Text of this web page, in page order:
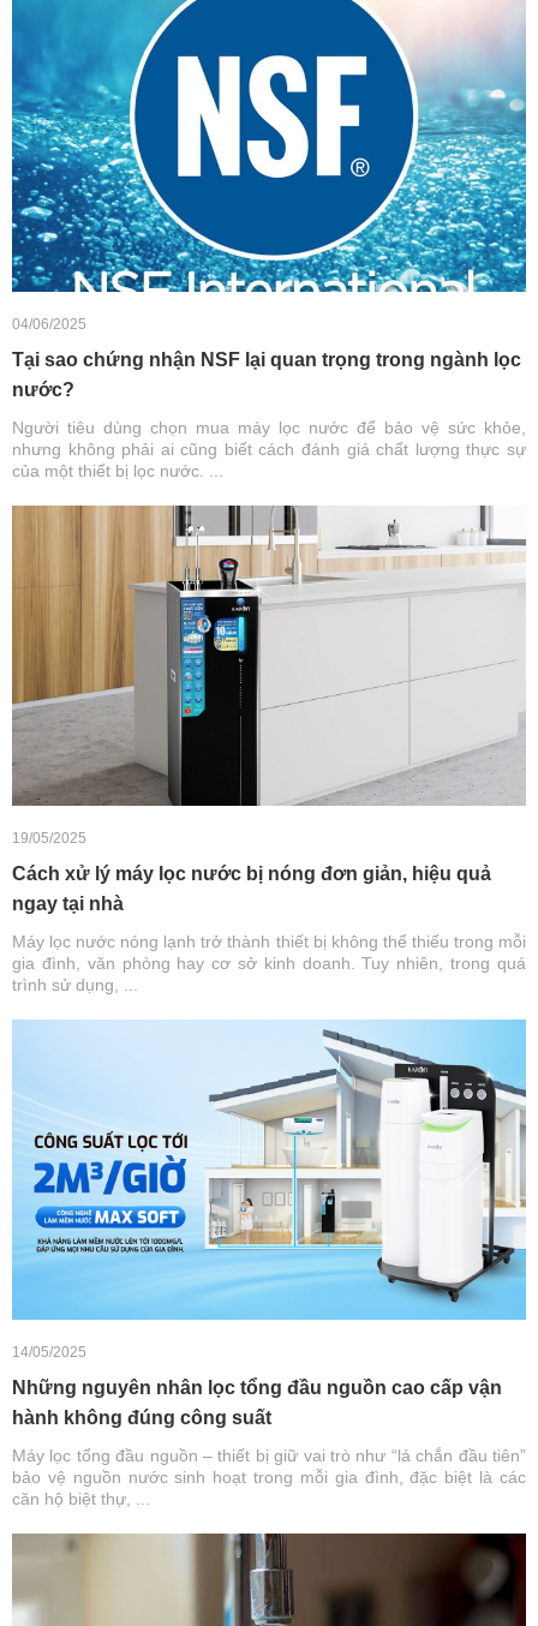
04/06/2025
Tại sao chứng nhận NSF lại quan trọng trong ngành lọc
nước?
Người tiêu dùng chọn mua máy lọc nước để bảo vệ sức khỏe,
nhưng không phải ai cũng biết cách đánh giá chất lượng thực sự
của một thiết bị lọc nước. ...
19/05/2025
Cách xử lý máy lọc nước bị nóng đơn giản, hiệu quả
ngay tại nhà
Máy lọc nước nóng lạnh trở thành thiết bị không thể thiếu trong mỗi
gia đình, văn phòng hay cơ sở kinh doanh. Tuy nhiên, trong quá
trình sử dụng, ...
14/05/2025
Những nguyên nhân lọc tổng đầu nguồn cao cấp vận
hành không đúng công suất
Máy lọc tổng đầu nguồn – thiết bị giữ vai trò như “lá chắn đầu tiên”
bảo vệ nguồn nước sinh hoạt trong mỗi gia đình, đặc biệt là các
căn hộ biệt thự, ...